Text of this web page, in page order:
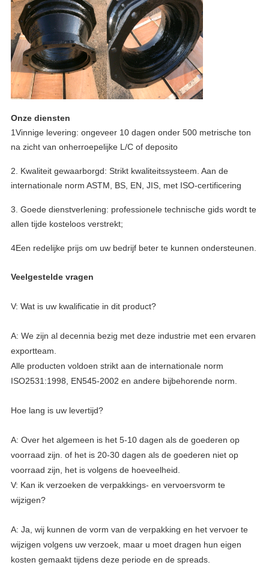
Onze diensten
1Vinnige levering: ongeveer 10 dagen onder 500 metrische ton
na zicht van onherroepelijke L/C of deposito
2. Kwaliteit gewaarborgd: Strikt kwaliteitssysteem. Aan de
internationale norm ASTM, BS, EN, JIS, met ISO-certificering
3. Goede dienstverlening: professionele technische gids wordt te
allen tijde kosteloos verstrekt;
4Een redelijke prijs om uw bedrijf beter te kunnen ondersteunen.
Veelgestelde vragen
V: Wat is uw kwalificatie in dit product?
A: We zijn al decennia bezig met deze industrie met een ervaren
exportteam.
Alle producten voldoen strikt aan de internationale norm
ISO2531:1998, EN545-2002 en andere bijbehorende norm.
Hoe lang is uw levertijd?
A: Over het algemeen is het 5-10 dagen als de goederen op
voorraad zijn. of het is 20-30 dagen als de goederen niet op
voorraad zijn, het is volgens de hoeveelheid.
V: Kan ik verzoeken de verpakkings- en vervoersvorm te
wijzigen?
A: Ja, wij kunnen de vorm van de verpakking en het vervoer te
wijzigen volgens uw verzoek, maar u moet dragen hun eigen
kosten gemaakt tijdens deze periode en de spreads.